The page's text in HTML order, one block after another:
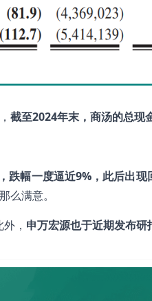
截至2024年末，商汤的总现
跌幅一度逼近9%，此后出现
么满意。
外， 申万宏源也于近期发布研